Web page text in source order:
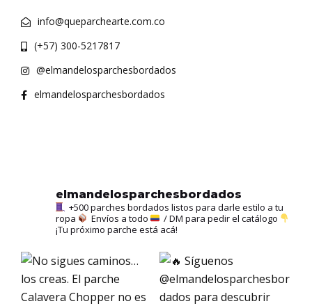
info@queparchearte.com.co
(+57) 300-5217817
@elmandelosparchesbordados
elmandelosparchesbordados
elmandelosparchesbordados
+500 parches bordados listos para darle estilo a tu
ropa
Envíos a todo
/ DM para pedir el catálogo
¡Tu próximo parche está acá!